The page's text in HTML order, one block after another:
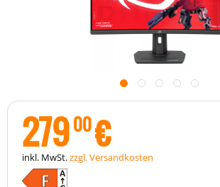
27900€
inkl. MwSt.zzgl. Versandkosten